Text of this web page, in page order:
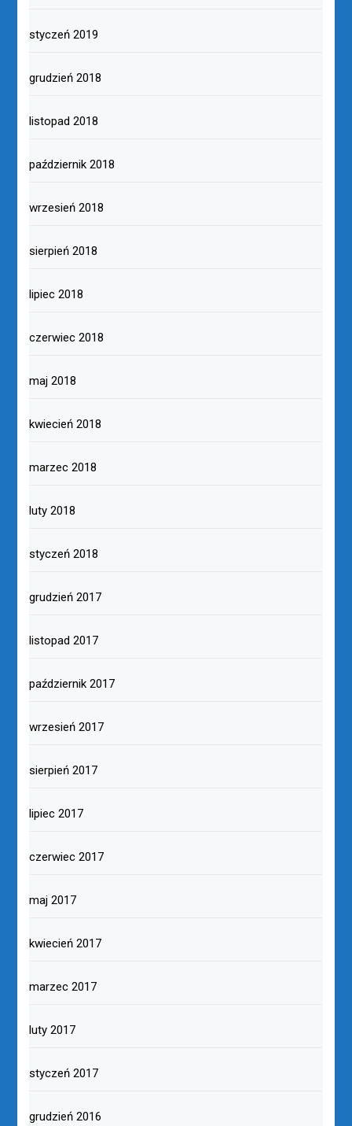
styczeń 2019
grudzień 2018
listopad 2018
październik 2018
wrzesień 2018
sierpień 2018
lipiec 2018
czerwiec 2018
maj 2018
kwiecień 2018
marzec 2018
luty 2018
styczeń 2018
grudzień 2017
listopad 2017
październik 2017
wrzesień 2017
sierpień 2017
lipiec 2017
czerwiec 2017
maj 2017
kwiecień 2017
marzec 2017
luty 2017
styczeń 2017
grudzień 2016